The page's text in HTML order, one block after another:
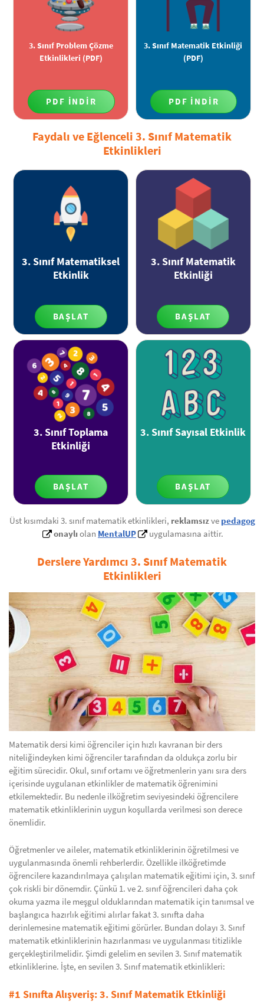
3. Sınıf Problem Çözme
Etkinlikleri (PDF)
PDF İNDİR
3. Sınıf Matematik Etkinliği
(PDF)
PDF İNDİR
Faydalı ve Eğlenceli 3. Sınıf Matematik
Etkinlikleri
3. Sınıf Matematiksel
Etkinlik
BAŞLAT
3. Sınıf Matematik
Etkinliği
BAŞLAT
3. Sınıf Toplama
Etkinliği
BAŞLAT
3. Sınıf Sayısal Etkinlik
BAŞLAT
Üst kısımdaki 3. sınıf matematik etkinlikleri, reklamsızve pedagog
onaylıolan MentalUP uygulamasına aittir.
Derslere Yardımcı 3. Sınıf Matematik
Etkinlikleri
Matematik dersi kimi öğrenciler için hızlı kavranan bir ders
niteliğindeyken kimi öğrenciler tarafından da oldukça zorlu bir
eğitim sürecidir. Okul, sınıf ortamı ve öğretmenlerin yanı sıra ders
içerisinde uygulanan etkinlikler de matematik öğrenimini
etkilemektedir. Bu nedenle ilköğretim seviyesindeki öğrencilere
matematik etkinliklerinin uygun koşullarda verilmesi son derece
önemlidir.
Öğretmenler ve aileler, matematik etkinliklerinin öğretilmesi ve
uygulanmasında önemli rehberlerdir. Özellikle ilköğretimde
öğrencilere kazandırılmaya çalışılan matematik eğitimi için, 3. sınıf
çok riskli bir dönemdir. Çünkü 1. ve 2. sınıf öğrencileri daha çok
okuma yazma ile meşgul olduklarından matematik için tanımsal ve
başlangıca hazırlık eğitimi alırlar fakat 3. sınıfta daha
derinlemesine matematik eğitimi görürler. Bundan dolayı 3. Sınıf
matematik etkinliklerinin hazırlanması ve uygulanması titizlikle
gerçekleştirilmelidir. Şimdi gelelim en sevilen 3. Sınıf matematik
etkinliklerine. İşte, en sevilen 3. Sınıf matematik etkinlikleri:
#1 Sınıfta Alışveriş: 3. Sınıf Matematik Etkinliği